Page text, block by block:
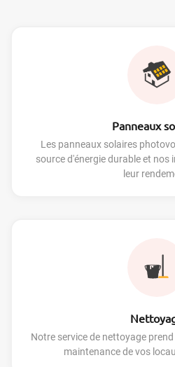
Panneaux
Les panneaux solaires
source d'énergie durable et
leur
Notre service de nettoyage
maintenance de vos